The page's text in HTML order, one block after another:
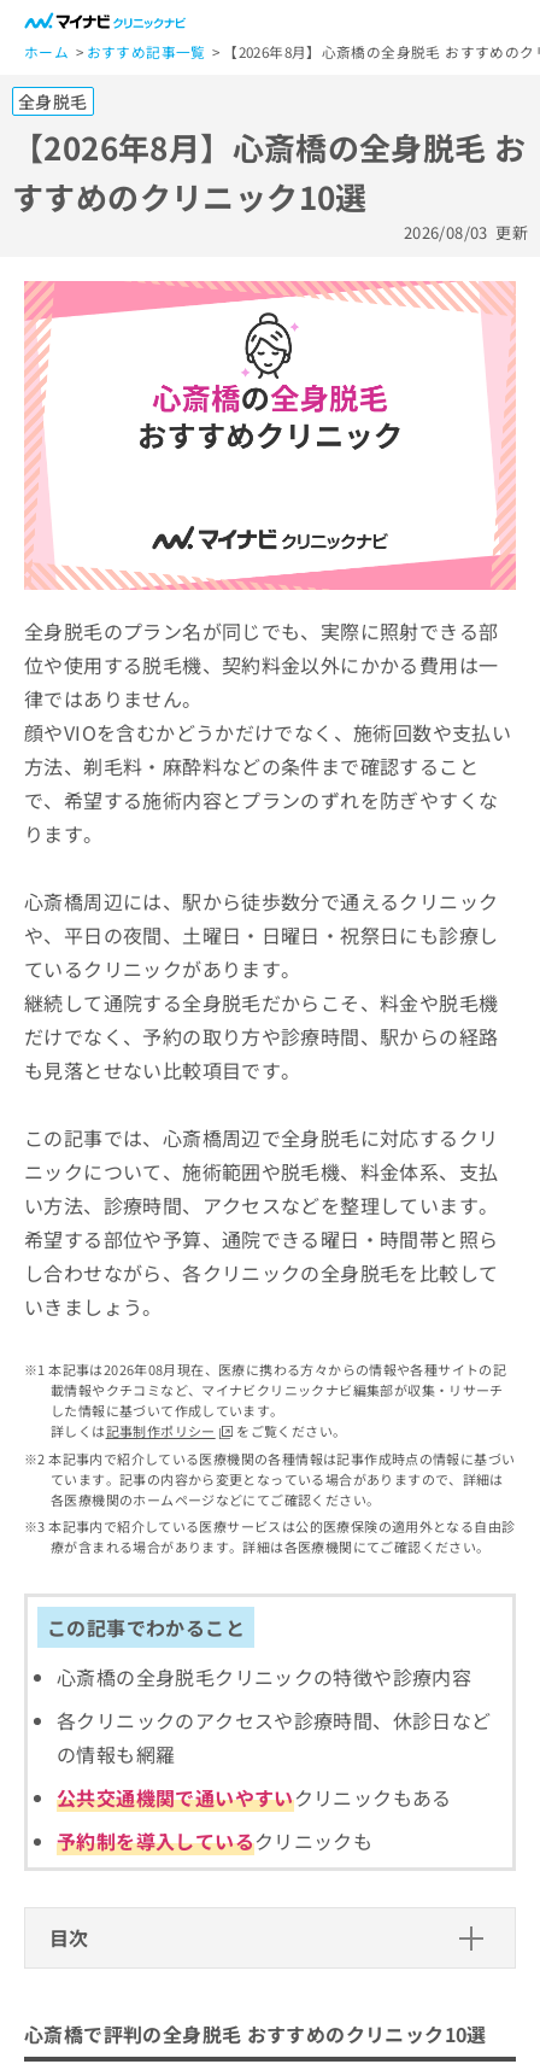
ホーム おすすめ記事一覧 【2026年8月】心斎橋の全身脱毛 おすすめの
全身脱毛
【2026年8月】心斎橋の全身脱毛 お
すすめのクリニック10選
2026/08/03 更新
全身脱毛のプラン名が同じでも、実際に照射できる部
位や使用する脱毛機、契約料金以外にかかる費用は一
律ではありません。
顔やVIOを含むかどうかだけでなく、施術回数や支払い
方法、剃毛料・麻酔料などの条件まで確認すること
で、希望する施術内容とプランのずれを防ぎやすくな
ります。
心斎橋周辺には、駅から徒歩数分で通えるクリニック
や、平日の夜間、土曜日・日曜日・祝祭日にも診療し
ているクリニックがあります。
継続して通院する全身脱毛だからこそ、料金や脱毛機
だけでなく、予約の取り方や診療時間、駅からの経路
も見落とせない比較項目です。
この記事では、心斎橋周辺で全身脱毛に対応するクリ
ニックについて、施術範囲や脱毛機、料金体系、支払
い方法、診療時間、アクセスなどを整理しています。
希望する部位や予算、通院できる曜日・時間帯と照ら
し合わせながら、各クリニックの全身脱毛を比較して
いきましょう。
本記事は2026年08月現在、医療に携わる方々からの情報や各種サイトの記
載情報やクチコミなど、マイナビクリニックナビ編集部が収集・リサーチ
した情報に基づいて作成しています。
詳しくは記事制作ポリシー
をご覧ください。
本記事内で紹介している医療機関の各種情報は記事作成時点の情報に基づい
ています。記事の内容から変更となっている場合がありますので、詳細は
各医療機関のホームページなどにてご確認ください。
本記事内で紹介している医療サービスは公的医療保険の適用外となる自由診
療が含まれる場合があります。詳細は各医療機関にてご確認ください。
この記事でわかること
心斎橋の全身脱毛クリニックの特徴や診療内容
各クリニックのアクセスや診療時間、休診日など
の情報も網羅
公共交通機関で通いやすいクリニックもある
予約制を導入しているクリニックも
目次
あおばクリニック 心斎橋院
心斎橋で評判の全身脱毛 おすすめのクリニック10選
一
般
ー
ザ
ー
の
方
ち
ら
マ
イ
ナ
ビ
ク
リ
ニ
ッ
ク
ビ
関
す
る
お
問
い
わ
は
こ
ち
ら
こち
らは
マイ
ナビ
クナ
ビサ
イト
お問
合せ
フォ
ーム
りま
ニッ
クの
約・
症状
のご
相談
など
はで
ので
ご了
承く
い。
医
療
関
係
者
の
方
は
こ
ら
広
告
出
稿
の
お
問
合
わ
せ
は
こ
ち
ら
の
ご
求
は
こ
ち
ら
無
拡
お
込
こ
ら
載
情
修
ら
広
告
代
理
店
の
方
こ
ち
広
告
出
お
問
合
わ
せ
は
こ
の
求
ち
無
情
充
お
申
し
は
ち
ら